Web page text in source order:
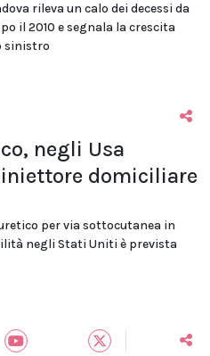
rileva un calo dei decessi da
il 2010 e segnala la crescita
sinistro
negli Usa
domiciliare
per via sottocutanea in
negli Stati Uniti è prevista